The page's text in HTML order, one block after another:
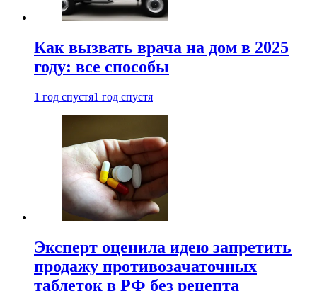
Как вызвать врача на дом в 2025
году: все способы
1 год спустя1 год спустя
Эксперт оценила идею запретить
продажу противозачаточных
таблеток в РФ без рецепта